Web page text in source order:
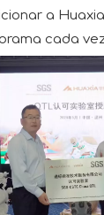
a
cada